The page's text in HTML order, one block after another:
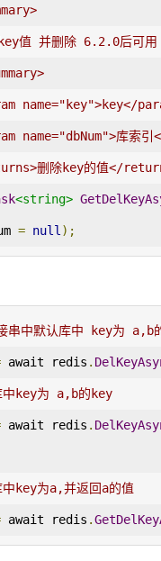
值 并删除 6.2.0后可用
name="key">key</
name="dbNum">库索引
删除key的值</
<string>
= null );
串中默认库中 key为 a,b
await redis .
key为 a,b的key
await redis .
key为a,并返回a的值
await redis .